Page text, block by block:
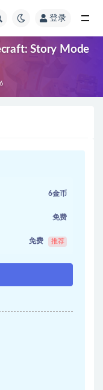
登录
Story Mode
6
6金币
免费
免费 推荐